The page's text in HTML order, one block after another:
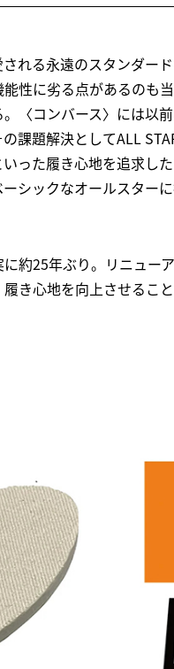
れる永遠のスタンダー
性に劣る点があるのも
〈コンバース〉には以
課題解決としてALL
った履き心地を追求し
シックなオールスター
約25年ぶり。リニュー
き心地を向上させるこ